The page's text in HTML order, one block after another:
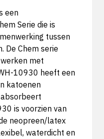
een
Serie die is
tussen
De Chem serie
met
10930 heeft een
katoenen
is voorzien van
neopreen/latex
waterdicht en